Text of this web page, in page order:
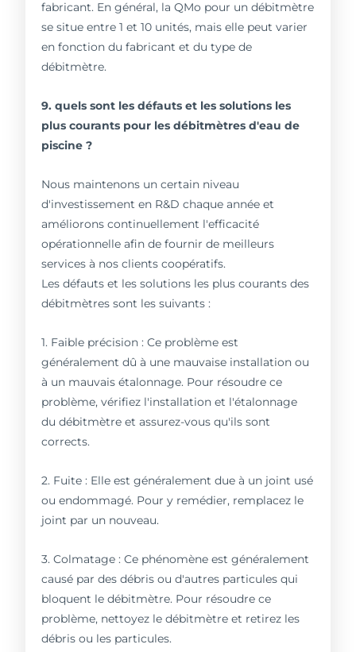
fabricant. En général, la QMo pour un débitmètre
se situe entre 1 et 10 unités, mais elle peut varier
en fonction du fabricant et du type de
débitmètre.
9. quels sont les défauts et les solutions les
plus courants pour les débitmètres d'eau de
piscine ?
Nous maintenons un certain niveau
d'investissement en R&D chaque année et
améliorons continuellement l'efficacité
opérationnelle afin de fournir de meilleurs
services à nos clients coopératifs.
Les défauts et les solutions les plus courants des
débitmètres sont les suivants :
1. Faible précision : Ce problème est
généralement dû à une mauvaise installation ou
à un mauvais étalonnage. Pour résoudre ce
problème, vérifiez l'installation et l'étalonnage
du débitmètre et assurez-vous qu'ils sont
corrects.
2. Fuite : Elle est généralement due à un joint usé
ou endommagé. Pour y remédier, remplacez le
joint par un nouveau.
3. Colmatage : Ce phénomène est généralement
causé par des débris ou d'autres particules qui
bloquent le débitmètre. Pour résoudre ce
problème, nettoyez le débitmètre et retirez les
débris ou les particules.